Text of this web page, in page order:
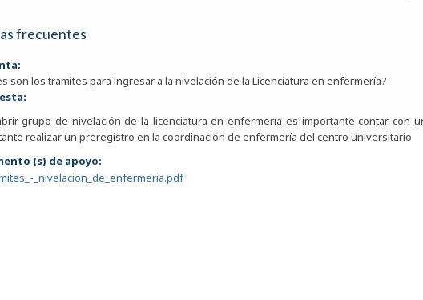
frecuentes
son los tramites para ingresar a la nivelación de la Licenciatura en enfermería?
grupo de nivelación de la licenciatura en enfermería es importante contar con
realizar un preregistro en la coordinación de enfermería del centro universitario
(s) de apoyo:
_nivelacion_de_enfermeria.pdf